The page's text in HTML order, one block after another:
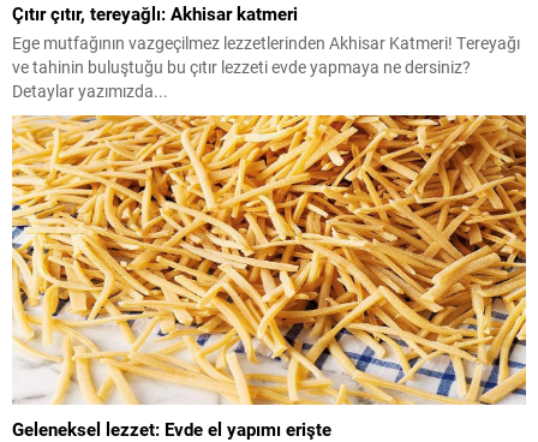
Çıtır çıtır, tereyağlı: Akhisar katmeri
Ege mutfağının vazgeçilmez lezzetlerinden Akhisar Katmeri! Tereyağı
ve tahinin buluştuğu bu çıtır lezzeti evde yapmaya ne dersiniz?
Detaylar yazımızda...
Geleneksel lezzet: Evde el yapımı erişte